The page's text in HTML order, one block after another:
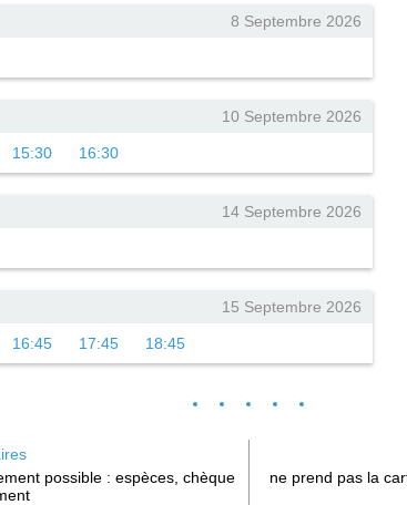
8 Septembre 2026
10 Septembre 2026
15:30 16:30
14 Septembre 2026
15 Septembre 2026
16:45 17:45 18:45
possible : espèces, chèque
ne prend pas la